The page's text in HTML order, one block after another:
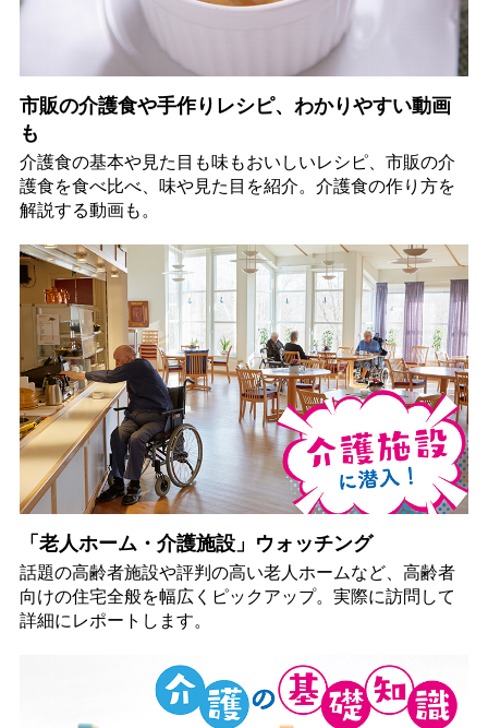
市販の介護食や手作りレシピ、わかりやすい動画
も
介護食の基本や見た目も味もおいしいレシピ、市販の介
護食を食べ比べ、味や見た目を紹介。介護食の作り方を
解説する動画も。
「老人ホーム・介護施設」ウォッチング
話題の高齢者施設や評判の高い老人ホームなど、高齢者
向けの住宅全般を幅広くピックアップ。実際に訪問して
詳細にレポートします。